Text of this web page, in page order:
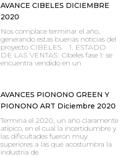
AVANCE CIBELES DICIEMBRE
2020
Nos complace terminar el año,
generando estas buenas noticias del
proyecto CIBELES. 1. ESTADO
DE LAS VENTAS: Cibeles fase 1: se
encuentra vendido en un
AVANCES PIONONO GREEN Y
PIONONO ART Diciembre 2020
Termina el 2020, un año claramente
atípico, en el cual la incertidumbre y
las dificultades fueron muy
superiores a las que acostumbra la
industria de